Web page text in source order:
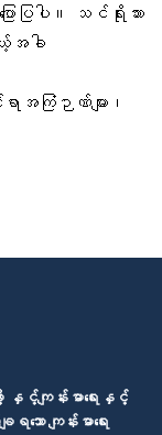
ာပြပါ။ သင်ရိုးသား
အခါ
အကြံဉာဏ်များ၊
င့်ကျန်းမာရေးနှင့်
ာ ကျန်းမာရေး